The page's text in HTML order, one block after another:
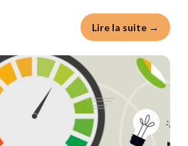
Lire la suite →